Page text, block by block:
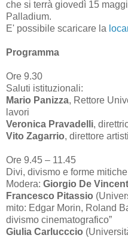
che si terrà giovedì 15
Palladium.
E' possibile scaricare la
Programma
Ore 9.30
Saluti istituzionali:
Mario Panizza, Rettore
lavori
Veronica Pravadelli,
Vito Zagarrio, direttore
Ore 9.45 – 11.45
Divi, divismo e forme mitiche
Modera: Giorgio De
Francesco Pitassio
mito: Edgar Morin, Roland
divismo cinematografico”
Giulia Carlucccio